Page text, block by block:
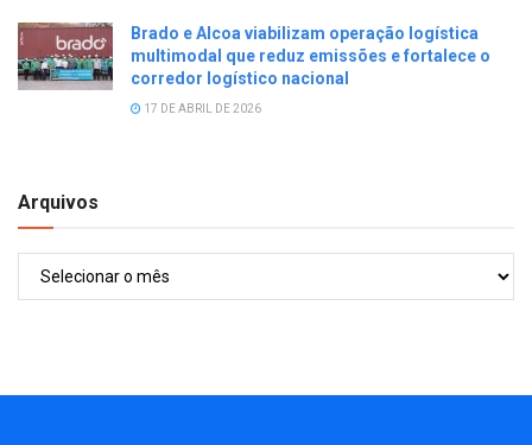
Brado e Alcoa viabilizam operação logística
multimodal que reduz emissões e fortalece o
corredor logístico nacional
17 DE ABRIL DE 2026
Arquivos